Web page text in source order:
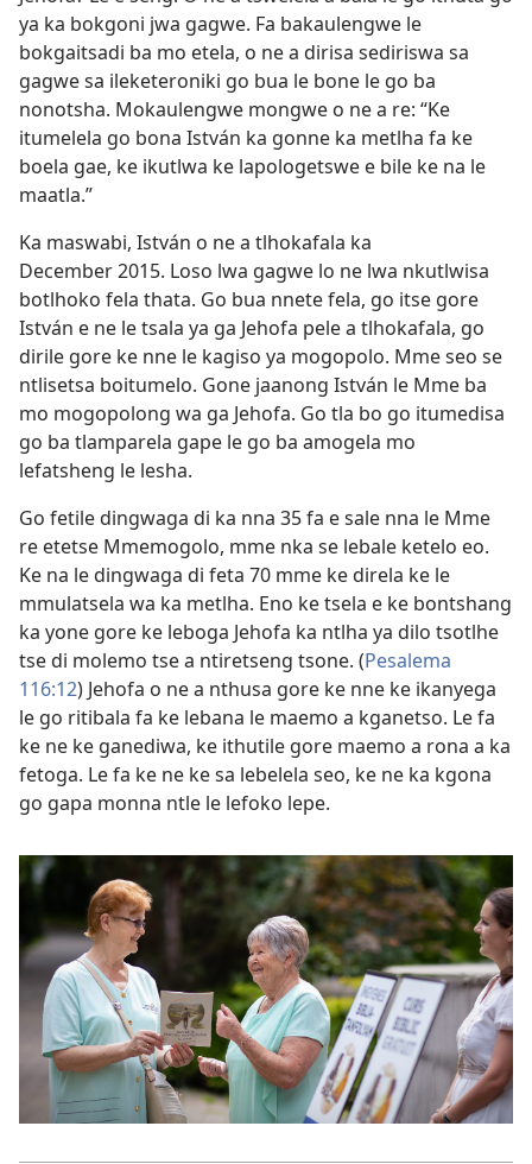
ya ka bokgoni jwa gagwe. Fa bakaulengwe le
bokgaitsadi ba mo etela, o ne a dirisa sediriswa sa
gagwe sa ileketeroniki go bua le bone le go ba
nonotsha. Mokaulengwe mongwe o ne a re: “Ke
itumelela go bona István ka gonne ka metlha fa ke
boela gae, ke ikutlwa ke lapologetswe e bile ke na le
maatla.”
Ka maswabi, István o ne a tlhokafala ka
December 2015. Loso lwa gagwe lo ne lwa nkutlwisa
botlhoko fela thata. Go bua nnete fela, go itse gore
István e ne le tsala ya ga Jehofa pele a tlhokafala, go
dirile gore ke nne le kagiso ya mogopolo. Mme seo se
ntlisetsa boitumelo. Gone jaanong István le Mme ba
mo mogopolong wa ga Jehofa. Go tla bo go itumedisa
go ba tlamparela gape le go ba amogela mo
lefatsheng le lesha.
Go fetile dingwaga di ka nna 35 fa e sale nna le Mme
re etetse Mmemogolo, mme nka se lebale ketelo eo.
Ke na le dingwaga di feta 70 mme ke direla ke le
mmulatsela wa ka metlha. Eno ke tsela e ke bontshang
ka yone gore ke leboga Jehofa ka ntlha ya dilo tsotlhe
tse di molemo tse a ntiretseng tsone. (Pesalema
116:12) Jehofa o ne a nthusa gore ke nne ke ikanyega
le go ritibala fa ke lebana le maemo a kganetso. Le fa
ke ne ke ganediwa, ke ithutile gore maemo a rona a ka
fetoga. Le fa ke ne ke sa lebelela seo, ke ne ka kgona
go gapa monna ntle le lefoko lepe.